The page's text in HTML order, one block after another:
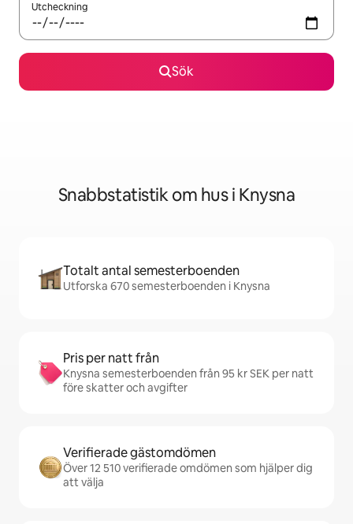
Utcheckning
Sök
Snabbstatistik om hus i Knysna
Totalt antal semesterboenden
Utforska 670 semesterboenden i Knysna
Pris per natt från
Knysna semesterboenden från 95 kr SEK per natt
före skatter och avgifter
Verifierade gästomdömen
Över 12 510 verifierade omdömen som hjälper dig
att välja